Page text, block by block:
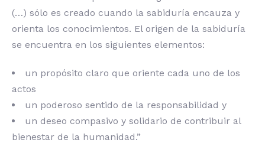
(…) sólo es creado cuando la sabiduría encauza y
orienta los conocimientos. El origen de la sabiduría
se encuentra en los siguientes elementos:
un propósito claro que oriente cada uno de los
actos
un poderoso sentido de la responsabilidad y
un deseo compasivo y solidario de contribuir al
bienestar de la humanidad.”